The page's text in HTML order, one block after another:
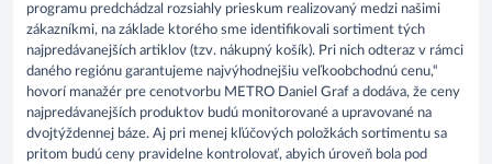
programu predchádzal rozsiahly prieskum realizovaný medzi našimi
zákazníkmi, na základe ktorého sme identifikovali sortiment tých
najpredávanejších artiklov (tzv. nákupný košík). Pri nich odteraz v rámci
daného regiónu garantujeme najvýhodnejšiu veľkoobchodnú cenu,“
hovorí manažér pre cenotvorbu METRO Daniel Graf a dodáva, že ceny
najpredávanejších produktov budú monitorované a upravované na
dvojtýždennej báze. Aj pri menej kľúčových položkách sortimentu sa
pritom budú ceny pravidelne kontrolovať, abyich úroveň bola pod